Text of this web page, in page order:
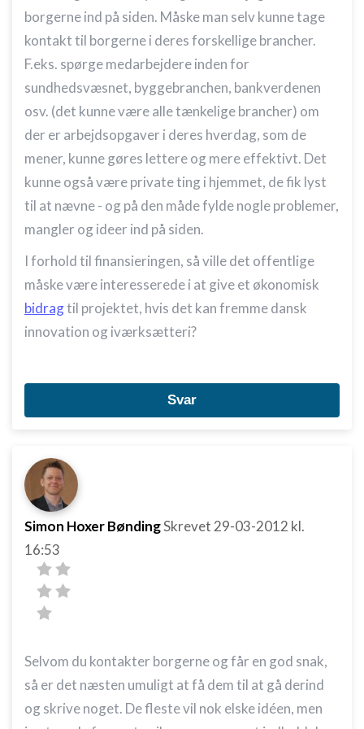
borgerne ind på siden. Måske man selv kunne tage
kontakt til borgerne i deres forskellige brancher.
F.eks. spørge medarbejdere inden for
sundhedsvæsnet, byggebranchen, bankverdenen
osv. (det kunne være alle tænkelige brancher) om
der er arbejdsopgaver i deres hverdag, som de
mener, kunne gøres lettere og mere effektivt. Det
kunne også være private ting i hjemmet, de fik lyst
til at nævne - og på den måde fylde nogle problemer,
mangler og ideer ind på siden.
I forhold til finansieringen, så ville det offentlige
måske være interesserede i at give et økonomisk
bidragtil projektet, hvis det kan fremme dansk
innovation og iværksætteri?
Svar
Simon Hoxer BøndingSkrevet 29-03-2012 kl.
16:53
Selvom du kontakter borgerne og får en god snak,
så er det næsten umuligt at få dem til at gå derind
og skrive noget. De fleste vil nok elske idéen, men
kombinationer af oplysninger fra forskellige
kilder
Udvikle og forbedre tjenester
Bruge begrænsede oplysninger til at vælge
indhold
IAB Special Features:
Bruge præcise geografiske
Identificere enheder baseret på aktivt
Ydeevne
Funktionel